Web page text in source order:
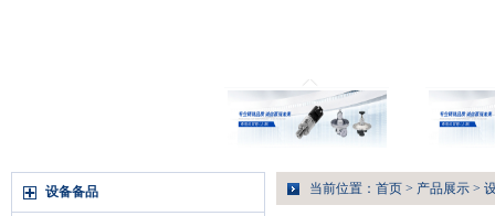
设备备品 当前位置： 首页 > 产品展示 >